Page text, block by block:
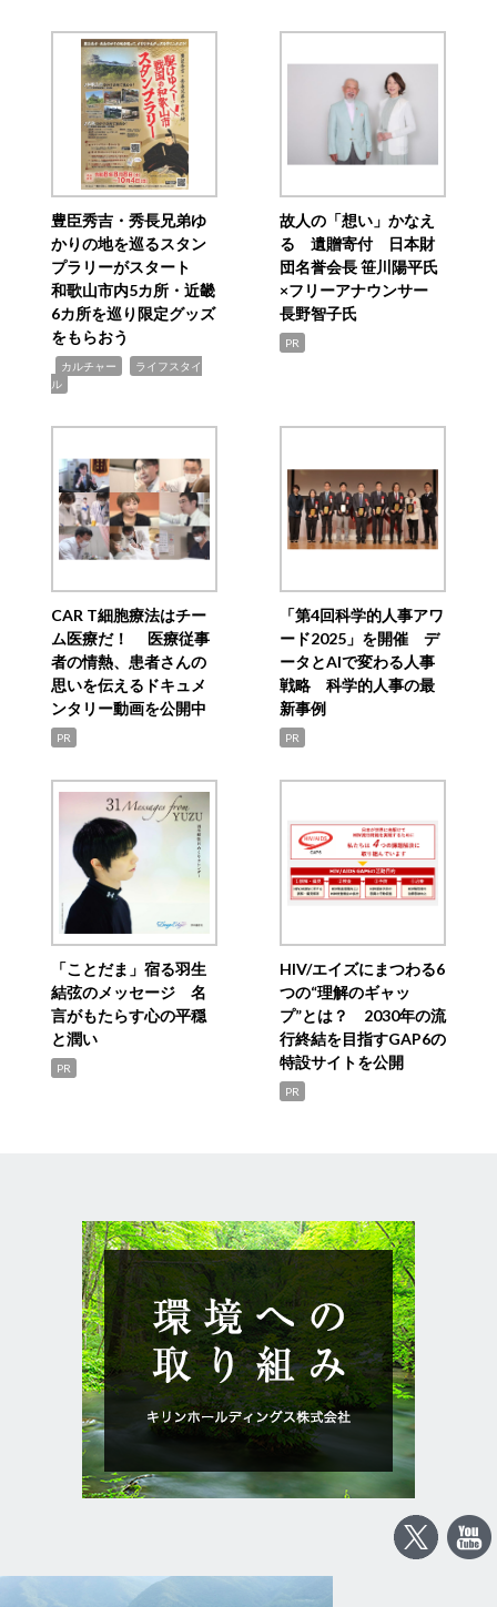
豊臣秀吉・秀長兄弟ゆ
かりの地を巡るスタン
プラリーがスタート
和歌山市内5カ所・近畿
6カ所を巡り限定グッズ
をもらおう
カルチャー
ライフスタイ
ル
故人の「想い」かなえ
る 遺贈寄付 日本財
団名誉会長 笹川陽平氏
×フリーアナウンサー
長野智子氏
PR
CAR T細胞療法はチー
ム医療だ！ 医療従事
者の情熱、患者さんの
思いを伝えるドキュメ
ンタリー動画を公開中
PR
「第4回科学的人事アワ
ード2025」を開催 デ
ータとAIで変わる人事
戦略 科学的人事の最
新事例
PR
「ことだま」宿る羽生
結弦のメッセージ 名
言がもたらす心の平穏
と潤い
PR
HIV/エイズにまつわる6
つの“理解のギャッ
プ”とは？ 2030年の流
行終結を目指すGAP6の
特設サイトを公開
PR